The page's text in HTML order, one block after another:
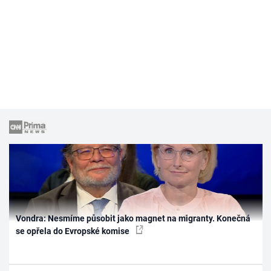
Vondra: Nesmíme působit jako magnet na migranty. Konečná
se opřela do Evropské komise